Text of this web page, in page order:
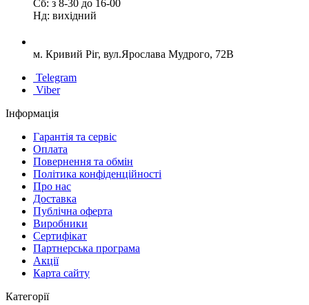
Сб: з 8-30 до 16-00
Нд: вихідний
м. Кривий Ріг, вул.Ярослава Мудрого, 72В
Telegram
Viber
Інформація
Гарантія та сервіс
Оплата
Повернення та обмін
Політика конфіденційності
Про нас
Доставка
Публічна оферта
Виробники
Сертифікат
Партнерська програма
Акції
Карта сайту
Категорії